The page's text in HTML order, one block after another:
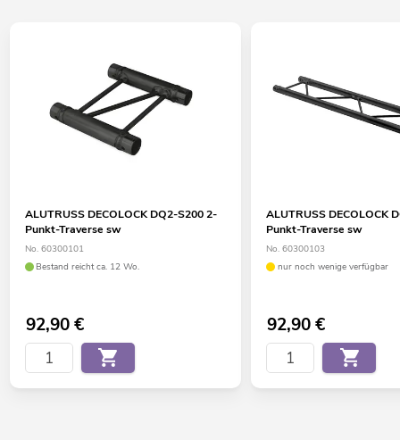
ALUTRUSS DECOLOCK DQ2-S200 2-
Punkt-Traverse sw
No. 60300101
Bestand reicht ca. 12 Wo.
92,90€
ALUTRUSS DECOLOCK
Punkt-Traverse sw
No. 60300103
nur noch wenige verfügbar
92,90€